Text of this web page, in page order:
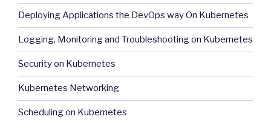
Deploying Applications the DevOps way On Kubernetes
Logging, Monitoring and Troubleshooting on Kubernetes
Security on Kubernetes
Kubernetes Networking
Scheduling on Kubernetes